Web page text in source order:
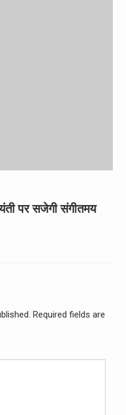
पर सजेगी संगीतमय
Required fields are